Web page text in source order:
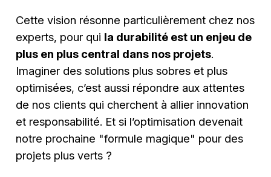
Cette vision résonne particulièrement chez nos
experts, pour qui la durabilité est un enjeu de
plus en plus central dans nos projets.
Imaginer des solutions plus sobres et plus
optimisées, c’est aussi répondre aux attentes
de nos clients qui cherchent à allier innovation
et responsabilité. Et si l’optimisation devenait
notre prochaine "formule magique" pour des
projets plus verts ?